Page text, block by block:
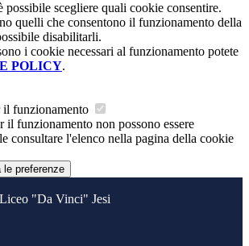
possibile scegliere quali cookie consentire.
quelli che consentono il funzionamento della
disabilitarli.
i cookie necessari al funzionamento potete
POLICY.
il funzionamento
il funzionamento non possono essere
consultare l'elenco nella pagina della cookie
le preferenze
Liceo "Da Vinci" Jesi